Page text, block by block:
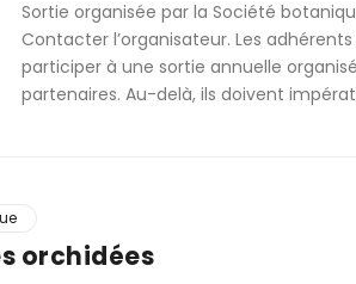
Sortie organisée par la Société
Contacter l’organisateur. Les
participer à une sortie annuelle
partenaires. Au-delà, ils doivent
orchidées